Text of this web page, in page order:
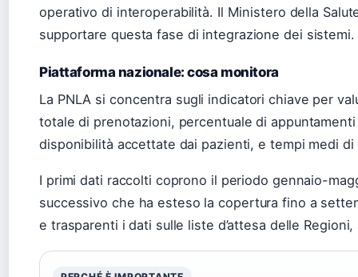
operativo di interoperabilità. Il Ministero della
supportare questa fase di integrazione dei sistemi.
Piattaforma nazionale: cosa monitora
La PNLA si concentra sugli indicatori chiave per
totale di prenotazioni, percentuale di
disponibilità accettate dai pazienti, e tempi medi
I primi dati raccolti coprono il periodo gennaio-
successivo che ha esteso la copertura fino a
e trasparenti i dati sulle liste d’attesa delle